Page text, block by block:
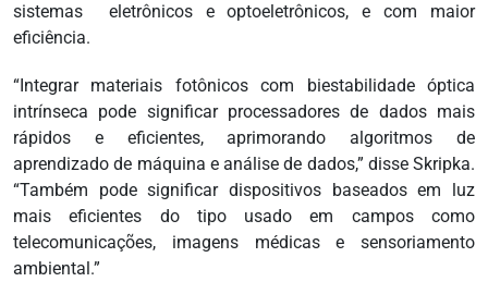
sistemas eletrônicos e optoeletrônicos, e com maior
eficiência.
“Integrar materiais fotônicos com biestabilidade óptica
intrínseca pode significar processadores de dados mais
rápidos e eficientes, aprimorando algoritmos de
aprendizado de máquina e análise de dados,” disse Skripka.
“Também pode significar dispositivos baseados em luz
mais eficientes do tipo usado em campos como
telecomunicações, imagens médicas e sensoriamento
ambiental.”